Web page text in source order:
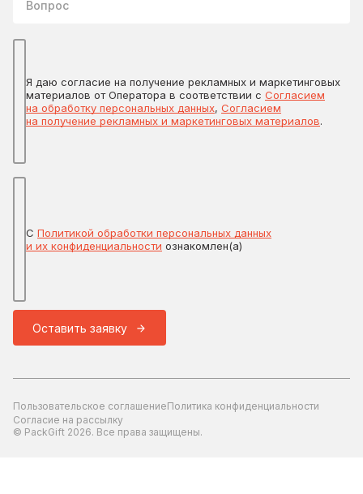
Я даю согласие на получение рекламных и маркетинговых
материалов от Оператора в соответствии с Согласием
на обработку персональных данных, Согласием
на получение рекламных и маркетинговых материалов.
С Политикой обработки персональных данных
и их конфиденциальности ознакомлен(а)
Оставить заявку
Пользовательское соглашениеПолитика конфиденциальности
Согласие на рассылку
© PackGift 2026. Все права защищены.